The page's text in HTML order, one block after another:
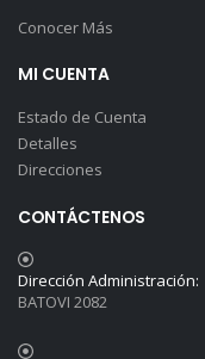
Conocer Más
MI CUENTA
Estado de Cuenta
Detalles
Direcciones
CONTÁCTENOS
Dirección Administración:
BATOVI 2082